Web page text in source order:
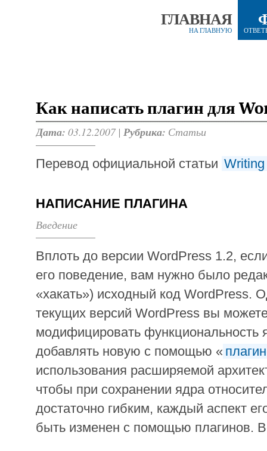
ГЛАВНАЯ
НА ГЛАВНУЮ
Как написать плагин для
Дата: 03.12.2007 | Рубрика: Статьи
Перевод официальной статьи
НАПИСАНИЕ ПЛАГИНА
Введение
Вплоть до версии WordPress 1.2,
его поведение, вам нужно было
«хакать») исходный код WordPress.
текущих версий WordPress вы
модифицировать функциональность
добавлять новую с помощью «
использования расширяемой
чтобы при сохранении ядра
достаточно гибким, каждый аспект
быть изменен с помощью плагинов.